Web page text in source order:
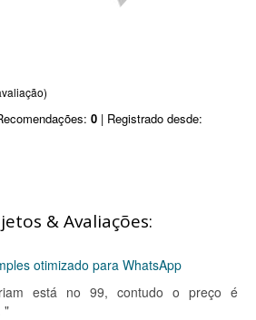
0 | Registrado desde:
& Avaliações:
otimizado para WhatsApp
está no 99, contudo o preço é
"